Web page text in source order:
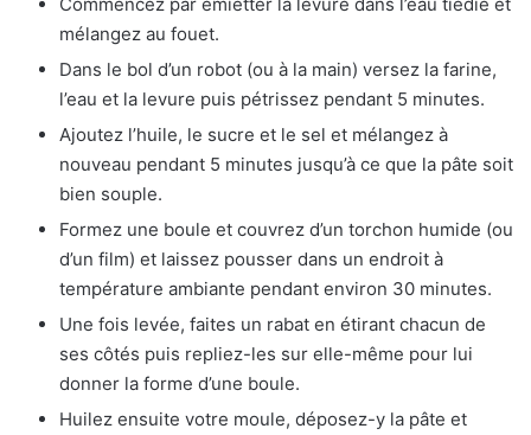
mélangez au fouet.
Dans le bol d’un robot (ou à la main) versez la farine,
l’eau et la levure puis pétrissez pendant 5 minutes.
Ajoutez l’huile, le sucre et le sel et mélangez à
nouveau pendant 5 minutes jusqu’à ce que la pâte soit
bien souple.
Formez une boule et couvrez d’un torchon humide (ou
d’un film) et laissez pousser dans un endroit à
température ambiante pendant environ 30 minutes.
Une fois levée, faites un rabat en étirant chacun de
ses côtés puis repliez-les sur elle-même pour lui
donner la forme d’une boule.
Huilez ensuite votre moule, déposez-y la pâte et